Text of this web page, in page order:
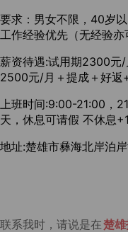
要求：男女不限，40岁
工作经验优先（无经验亦
薪资待遇:试用期2300元
2500元/月＋提成＋好返
上班时间:9:00-21:00，
天，休息可请假 不休息
地址:楚雄市彝海北岸泊
联系我时，请说是在楚雄